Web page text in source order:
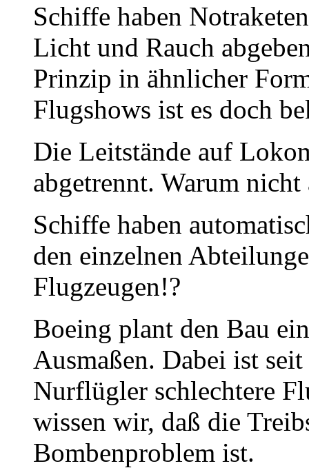
Schiffe haben
Licht und Rauch
Prinzip in ähnlicher
Flugshows ist es doch
Die Leitstände auf
abgetrennt. Warum
Schiffe haben
den einzelnen
Flugzeugen!?
Boeing plant den Bau
Ausmaßen. Dabei ist
Nurflügler schlechtere
wissen wir, daß die
Bombenproblem ist.